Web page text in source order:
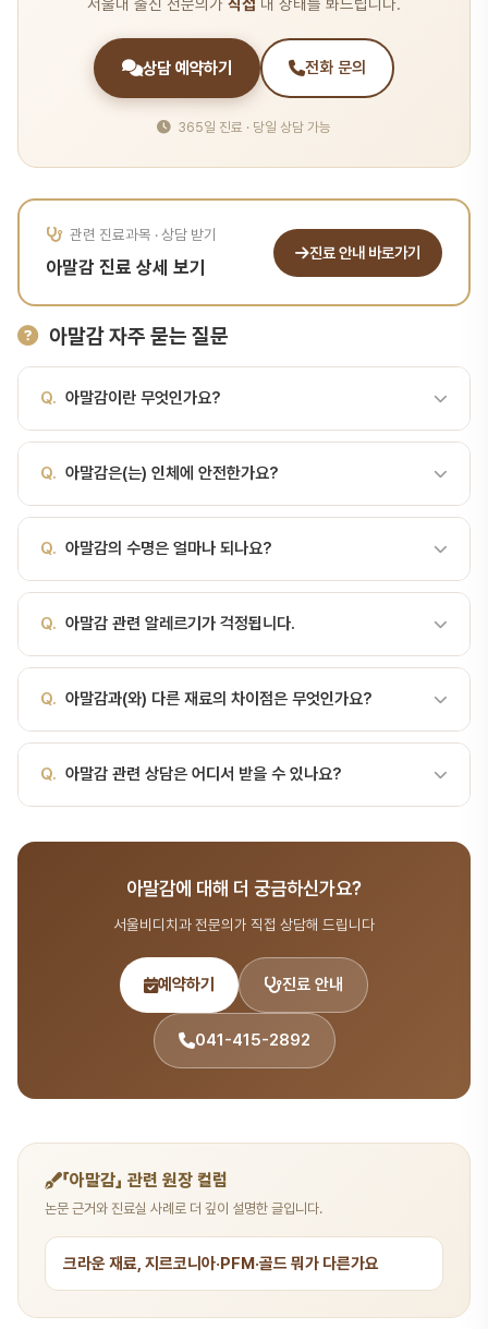
서울대 출신 전문의가 직접 내 상태를 봐드립니다.
상담 예약하기 전화 문의
365일 진료 · 당일 상담 가능
관련 진료과목 · 상담 받기
아말감 진료 상세 보기
진료 안내 바로가기
아말감 자주 묻는 질문
Q. 아말감이란 무엇인가요?
(Amalgam)은 수은(Hg)에 은(Ag)·주석(Sn)·구리(Cu)·아연(Zn) 등
합금 분말을 섞어 만든 치과용 충전 재료입니다. 150년 이상 사용되
어 온 전통적 재료로 과거 '은니'라 불렸으며, 미니마타 조약 등 국제적
적 특성 구성: 수은을 약간의 금속 합금 분말과 혼합하여 경화시킵니
다. 물리적 특성: 단단하고 마모에 강하며, 시간이 지나면서 변연이 밀
점: 내구성·강도가 좋아 어금니의 교합력을 견디는 경우에 적합하고,
시술 시간이 짧은 편입니다. 단점: 회색빛 색상으로 심미성이 떨어
Q. 아말감은(는) 인체에 안전한가요?
료는 생체적합성 검증을 거친 안전한 재료입니다. 서울비디치과에서
는 검증된 최고 품질의 재료만 사용합니다.
Q. 아말감의 수명은 얼마나 되나요?
다. 일반적으로 5~20년 이상 사용 가능하며, 정기 검진을 통해 상태
를 관리하면 더 오래 사용할 수 있습니다.
Q. 아말감 관련 알레르기가 걱정됩니다.
세요. 서울비디치과에서는 환자 개인의 알레르기 이력을 확인하고 안
전한 대체 재료를 사용할 수 있습니다.
Q. 아말감과(와) 다른 재료의 차이점은 무엇인가요?
디치과에서는 환자 상태에 가장 적합한 재료를 추천하고, 장단점을 상
세히 설명해 드립니다.
Q. 아말감 관련 상담은 어디서 받을 수 있나요?
041-415-2892 또는 온라인 예약(bdbddc.com/reservation)
으로 상담을 받으실 수 있습니다.
아말감에 대해 더 궁금하신가요?
서울비디치과 전문의가 직접 상담해 드립니다
예약하기 진료 안내
041-415-2892
「아말감」 관련 원장 컬럼
논문 근거와 진료실 사례로 더 깊이 설명한 글입니다.
크라운 재료, 지르코니아·PFM·골드 뭐가 다른가요